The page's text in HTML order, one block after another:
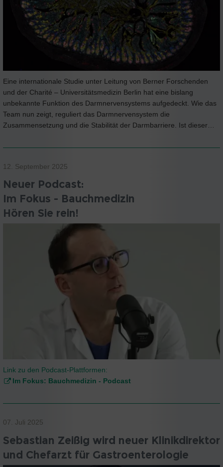
Eine internationale Studie unter Leitung von Berner Forschenden
und der Charité – Universitätsmedizin Berlin hat eine bislang
unbekannte Funktion des Darmnervensystems aufgedeckt. Wie das
Team nun zeigt, reguliert das Darmnervensystem die
Zusammensetzung und die Stabilität der Darmbarriere. Ist dieser…
12. September 2025
Neuer Podcast:
Im Fokus - Bauchmedizin
Hören Sie rein!
Link zu den Podcast-Plattformen:
Im Fokus: Bauchmedizin - Podcast
07. Juli 2025
Sebastian Zeißig wird neuer Klinikdirektor
und Chefarzt für Gastroenterologie